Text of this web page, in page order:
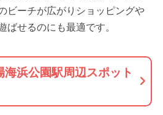
ビーチが広がりショッピングや
ばせるのにも最適です。
海浜公園駅周辺スポット